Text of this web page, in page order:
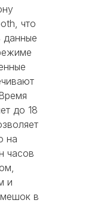
что
данные
до 18
на
часов
и
в